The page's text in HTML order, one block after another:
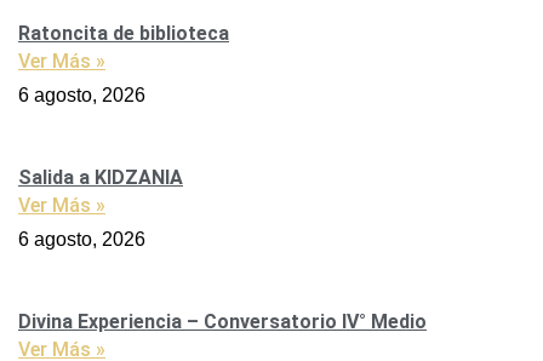
Ratoncita de biblioteca
Ver Más »
6 agosto, 2026
Salida a KIDZANIA
Ver Más »
6 agosto, 2026
Divina Experiencia – Conversatorio IV° Medio
Ver Más »